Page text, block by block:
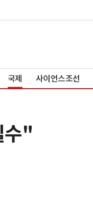
국제 사이언스조선
수"